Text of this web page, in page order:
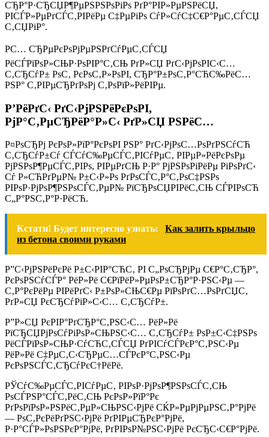
СЂР°Р·СЂСЏР¶РµРЅРЅРѕРіРѕ РґР°РІР»РµРЅРёСЏ,
РІСЃР»РµРґСЃС‚РІРёРµ С‡РµРіРѕ СѓР»СѓС‡С€Р°РµС‚СЃСЏ
С‚СЏРіР°.
РС… СЂРµРєРѕРјРµРЅРґСѓРµС‚СЃСЏ
РёСЃРїРѕР»СЊР·РѕРІР°С‚СЊ РґР»СЏ РґС‹РјРѕРІС‹С…
С‚СЂСѓР± РѕС‚ РєРѕС‚Р»РѕРІ, СЂР°Р±РѕС‚Р°СЋС‰РёС…
РЅР° С‚РІРµСЂРґРѕРј С‚РѕРїР»РёРІРµ.
Р’РёРґС‹ РґС‹РјРЅРёРєРѕРІ,
РјР°С‚РµСЂРёР°Р»С‹ РґР»СЏ РЅРёС…
Р¤РѕСЂРј РєРѕР»РїР°РєРѕРІ РЅР° РґС‹РјРѕС…РѕРґРЅСѓСЋ
С‚СЂСѓР±Сѓ СЃСѓС‰РµСЃС‚РІСѓРµС‚ РІРµР»РёРєРѕРµ
РјРЅРѕР¶РµСЃС‚РІРѕ, РІРµРґСЊ Р·Р° РјРЅРѕРіРёРµ РіРѕРґС‹
Сѓ Р»СЋРґРµР№ Р±С‹Р»Рѕ РґРѕСЃС‚Р°С‚РѕС‡РЅРѕ
РІРѕР·РјРѕР¶РЅРѕСЃС‚РµР№ РїСЂРѕСЏРІРёС‚СЊ СЃРІРѕСЋ
С„Р°РЅС‚Р°Р·РёСЋ.
Кстати! Будет интересно узнать:
Как залить крыльцо
из бетона своими руками
Р”С‹РјРЅРёРєРё Р±С‹РІР°СЋС‚ РІ С„РѕСЂРјРµ С€Р°С‚СЂР°,
РєРѕРЅСѓСЃР° РёР»Рё С€РїРёР»РµРѕР±СЂР°Р·РЅС‹Рµ —
С‚Р°РєРёРµ РІРёРґС‹ Р±РѕР»СЊС€Рµ РїРѕРґС…РѕРґСЏС‚
РґР»СЏ РєСЂСѓРіР»С‹С… С‚СЂСѓР±.
Р”Р»СЏ РєРІР°РґСЂР°С‚РЅС‹С… РёР»Рё
РїСЂСЏРјРѕСѓРіРѕР»СЊРЅС‹С… С‚СЂСѓР± РѕР±С‹С‡РЅРѕ
РёСЃРїРѕР»СЊР·СѓСЋС‚СЃСЏ РґРІСѓСЃРєР°С‚РЅС‹Рµ
РёР»Рё С‡РµС‚С‹СЂРµС…СЃРєР°С‚РЅС‹Рµ
РєРѕРЅСЃС‚СЂСѓРєС†РёРё.
РЎСѓС‰РµСЃС‚РІСѓРµС‚ РІРѕР·РјРѕР¶РЅРѕСЃС‚СЊ
РѕСЃРЅР°СЃС‚РёС‚СЊ РєРѕР»РїР°Рє
РґРѕРїРѕР»РЅРёС‚РµР»СЊРЅС‹РјРё СЌР»РµРјРµРЅС‚Р°РјРё
— РѕС‚РєРёРґРЅС‹РјРё РґРІРµСЂРєР°РјРё,
Р·Р°СЃР»РѕРЅРєР°РјРё, РґРІРѕР№РЅС‹РјРё РєСЂС‹С€Р°РјРё.